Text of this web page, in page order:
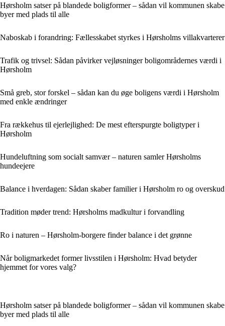
Hørsholm satser på blandede boligformer – sådan vil kommunen skabe
byer med plads til alle
Naboskab i forandring: Fællesskabet styrkes i Hørsholms villakvarterer
Trafik og trivsel: Sådan påvirker vejløsninger boligområdernes værdi i
Hørsholm
Små greb, stor forskel – sådan kan du øge boligens værdi i Hørsholm
med enkle ændringer
Fra rækkehus til ejerlejlighed: De mest efterspurgte boligtyper i
Hørsholm
Hundeluftning som socialt samvær – naturen samler Hørsholms
hundeejere
Balance i hverdagen: Sådan skaber familier i Hørsholm ro og overskud
Tradition møder trend: Hørsholms madkultur i forvandling
Ro i naturen – Hørsholm-borgere finder balance i det grønne
Når boligmarkedet former livsstilen i Hørsholm: Hvad betyder
hjemmet for vores valg?
Hørsholm satser på blandede boligformer – sådan vil kommunen skabe
byer med plads til alle